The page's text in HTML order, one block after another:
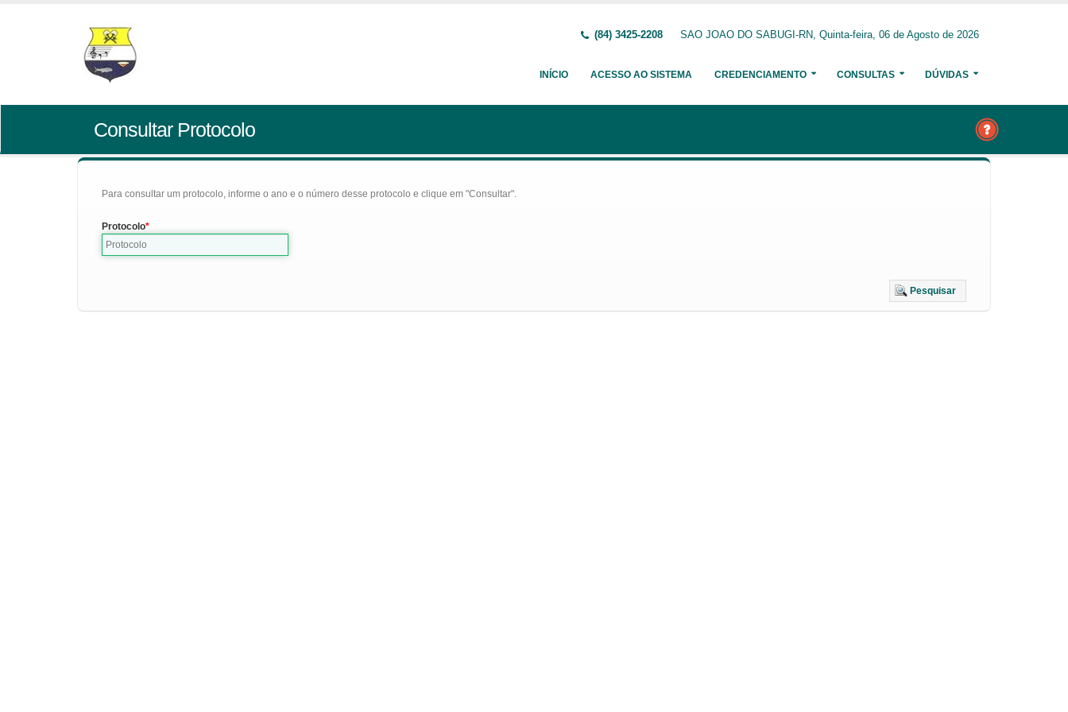
(84) 3425-2208 SAO JOAO DO SABUGI-RN, Quinta-feira, 06 de Agosto de 2026
INÍCIO ACESSO AO SISTEMA CREDENCIAMENTO CONSULTAS DÚVIDAS
Consultar Protocolo
Para consultar um protocolo, informe o ano e o número desse protocolo e clique em "Consultar".
Protocolo
Pesquisar